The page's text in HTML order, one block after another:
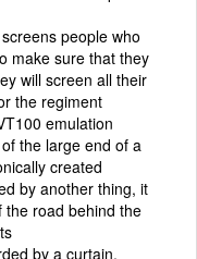
people who
make sure that they
will screen all their
the regiment
emulation
the large end of a
created
by another thing, it
the road behind the
by a curtain,